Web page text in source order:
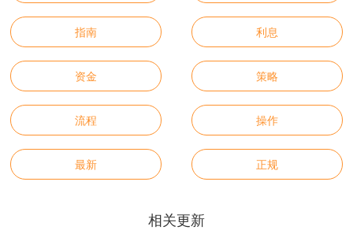
指南 利息
资金 策略
流程 操作
最新 正规
相关更新